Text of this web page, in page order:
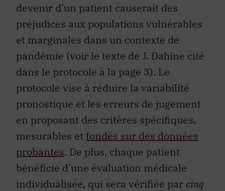
devenir d’un patient causerait des
préjudices aux populations vulnérables
et marginales dans un contexte de
pandémie (voir le texte de J. Dahine cité
dans le protocole à la page 3). Le
protocole vise à réduire la variabilité
pronostique et les erreurs de jugement
en proposant des critères spécifiques,
mesurables et fondés sur des données
probantes. De plus, chaque patient
bénéficie d’une évaluation médicale
individualisée, qui sera vérifiée par cinq